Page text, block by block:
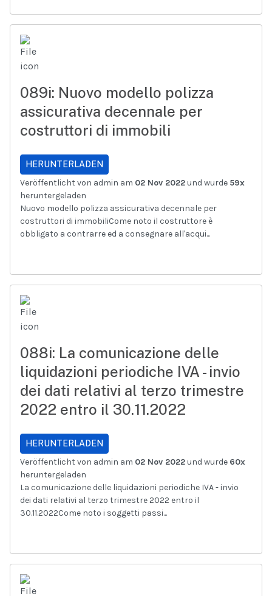
089i: Nuovo modello polizza
assicurativa decennale per
costruttori di immobili
HERUNTERLADEN
Veröffentlicht von admin am 02 Nov 2022und wurde 59x
heruntergeladen
Nuovo modello polizza assicurativa decennale per
costruttori di immobiliCome noto il costruttore è
obbligato a contrarre ed a consegnare all'acqui...
088i: La comunicazione delle
liquidazioni periodiche IVA - invio
dei dati relativi al terzo trimestre
2022 entro il 30.11.2022
HERUNTERLADEN
Veröffentlicht von admin am 02 Nov 2022und wurde 60x
heruntergeladen
La comunicazione delle liquidazioni periodiche IVA - invio
dei dati relativi al terzo trimestre 2022 entro il
30.11.2022Come noto i soggetti passi...